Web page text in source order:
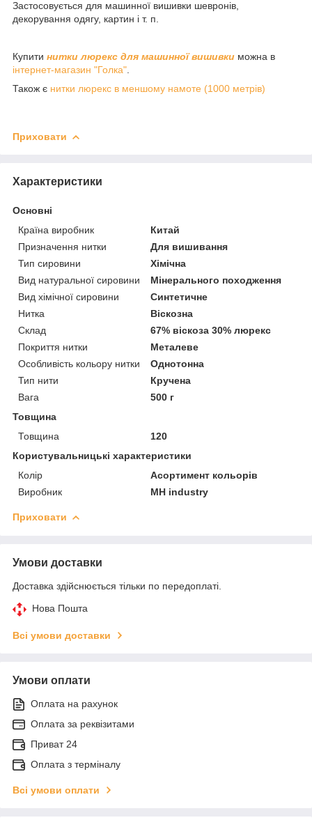
Застосовується для машинної вишивки шевронів,
декорування одягу, картин і т. п.
Купити нитки люрекс для машинної вишивки можна в
інтернет-магазин "Голка"
Також є нитки люрекс в меншому намоте (1000 метрів)
Приховати
Характеристики
Основні
Країна виробник
Китай
Призначення нитки
Для вишивання
Тип сировини
Хімічна
Вид натуральної сировини
Мінерального походження
Вид хімічної сировини
Синтетичне
Нитка
Віскозна
Склад
67% віскоза 30% люрекс
Покриття нитки
Металеве
Особливість кольору нитки
Однотонна
Тип нити
Кручена
Вага
500 г
Товщина
Товщина
120
Користувальницькі характеристики
Колір
Асортимент кольорів
Виробник
MH industry
Приховати
Умови доставки
Доставка здійснюється тільки по передоплаті.
Нова Пошта
Всі умови доставки
Умови оплати
Оплата на рахунок
Оплата за реквізитами
Приват 24
Оплата з терміналу
Всі умови оплати